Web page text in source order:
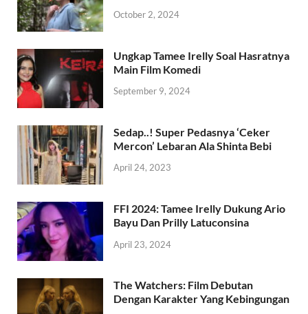
October 2, 2024
Ungkap Tamee Irelly Soal Hasratnya
Main Film Komedi
September 9, 2024
Sedap..! Super Pedasnya ‘Ceker
Mercon’ Lebaran Ala Shinta Bebi
April 24, 2023
FFI 2024: Tamee Irelly Dukung Ario
Bayu Dan Prilly Latuconsina
April 23, 2024
The Watchers: Film Debutan
Dengan Karakter Yang Kebingungan